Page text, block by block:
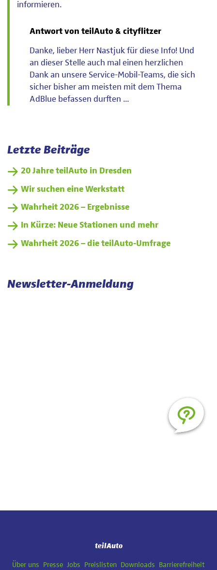
informieren.
Antwort von teilAuto & cityflitzer
Danke, lieber Herr Nastjuk für diese Info! Und
an dieser Stelle auch mal einen herzlichen
Dank an unsere Service-Mobil-Teams, die sich
sicher bisher am meisten mit dem Thema
AdBlue befassen durften ...
Letzte Beiträge
20 Jahre teilAuto in Dresden
Wir suchen eine Werkstatt
Wahrheit 2026 – Ergebnisse
In Kürze: Neue Stationen und mehr
Wahrheit 2026 – die teilAuto-Umfrage
Newsletter-Anmeldung
teilAuto
Navigation
Über uns Presse Jobs Preislisten Downloads Barrierefreiheit